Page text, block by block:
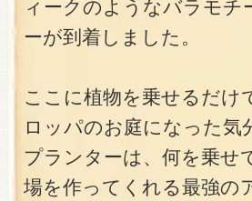
ィークのようなバラモチ
ーが到着しました。
ここに植物を乗せるだけ
ロッパのお庭になった気
プランターは、何を乗せ
場を作ってくれる最強の